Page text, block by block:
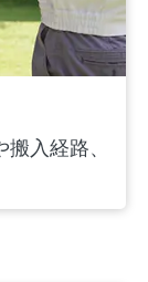
入経路、